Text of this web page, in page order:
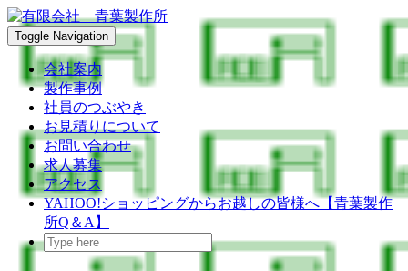
Skip
to
content
Toggle Navigation
会社案内
製作事例
社員のつぶやき
お見積りについて
お問い合わせ
求人募集
アクセス
YAHOO!ショッピングからお越しの皆様へ【青葉製作
所Q＆A】